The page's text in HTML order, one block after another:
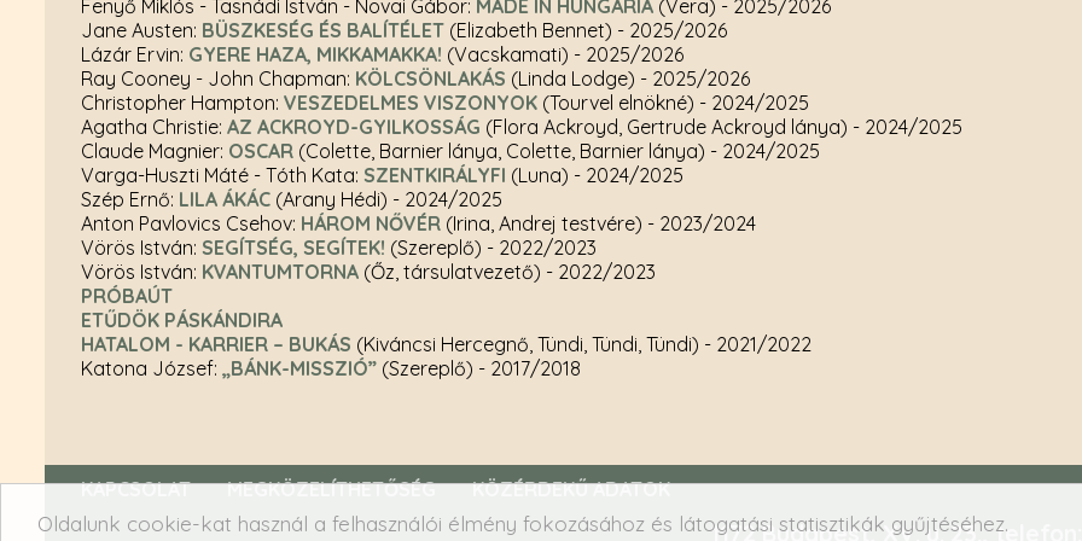
Oldalunk cookie-kat használ a felhasználói élmény fokozásához és látogatási statisztikák gyűjtéséhez.
Fenyő Miklós - Tasnádi István - Novai Gábor: MADE IN HUNGÁRIA (Vera) - 2025/2026
Jane Austen: BÜSZKESÉG ÉS BALÍTÉLET (Elizabeth Bennet) - 2025/2026
Lázár Ervin: GYERE HAZA, MIKKAMAKKA! (Vacskamati) - 2025/2026
Ray Cooney - John Chapman: KÖLCSÖNLAKÁS (Linda Lodge) - 2025/2026
Christopher Hampton: VESZEDELMES VISZONYOK (Tourvel elnökné) - 2024/2025
Agatha Christie: AZ ACKROYD-GYILKOSSÁG (Flora Ackroyd, Gertrude Ackroyd lánya) - 2024/2025
Claude Magnier: OSCAR (Colette, Barnier lánya, Colette, Barnier lánya) - 2024/2025
Varga-Huszti Máté - Tóth Kata: SZENTKIRÁLYFI (Luna) - 2024/2025
Szép Ernő: LILA ÁKÁC (Arany Hédi) - 2024/2025
Anton Pavlovics Csehov: HÁROM NŐVÉR (Irina, Andrej testvére) - 2023/2024
Vörös István: SEGÍTSÉG, SEGÍTEK! (Szereplő) - 2022/2023
Vörös István: KVANTUMTORNA (Őz, társulatvezető) - 2022/2023
PRÓBAÚT
ETŰDÖK PÁSKÁNDIRA
HATALOM - KARRIER – BUKÁS (Kiváncsi Hercegnő, Tündi, Tündi, Tündi) - 2021/2022
Katona József: „BÁNK-MISSZIÓ” (Szereplő) - 2017/2018
KAPCSOLAT MEGKÖZELÍTHETŐSÉG KÖZÉRDEKŰ ADATOK
1172 Budapest, XV. u. 23.,